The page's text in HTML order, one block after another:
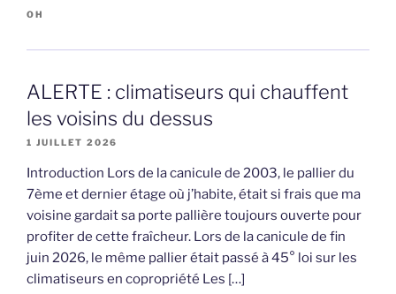
OH
ALERTE : climatiseurs qui chauffent
les voisins du dessus
1 JUILLET 2026
Introduction Lors de la canicule de 2003, le pallier du
7ème et dernier étage où j’habite, était si frais que ma
voisine gardait sa porte pallière toujours ouverte pour
profiter de cette fraîcheur. Lors de la canicule de fin
juin 2026, le même pallier était passé à 45° loi sur les
climatiseurs en copropriété Les […]